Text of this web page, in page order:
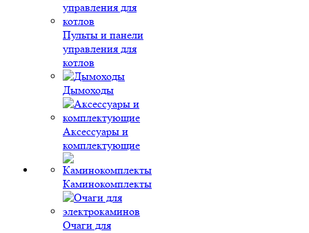
Пульты и панели
управления для
котлов
Дымоходы
Аксессуары и
комплектующие
Каминокомплекты
Очаги для